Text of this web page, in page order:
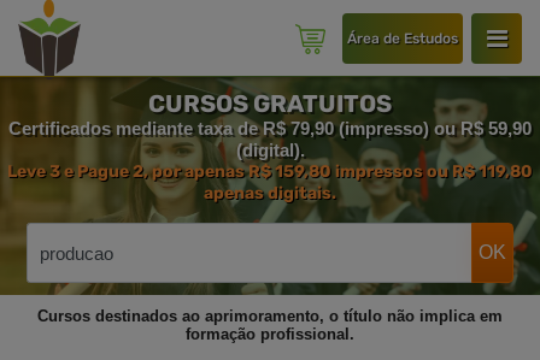
Área de Estudos
CURSOS GRATUITOS
Certificados mediante taxa de R$ 79,90 (impresso) ou R$ 59,90
(digital).
Leve 3 e Pague 2, por apenas R$ 159,80 impressos ou R$ 119,80
apenas digitais.
OK
Cursos destinados ao aprimoramento, o título não implica em
formação profissional.